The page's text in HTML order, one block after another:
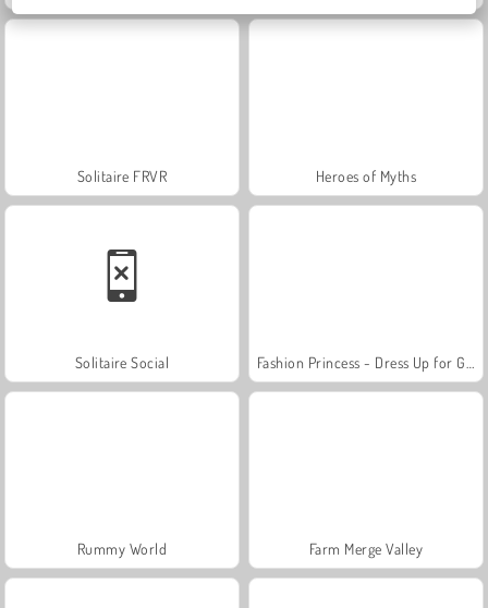
Solitaire FRVR Heroes of Myths
Solitaire Social
Rummy World Farm Merge Valley